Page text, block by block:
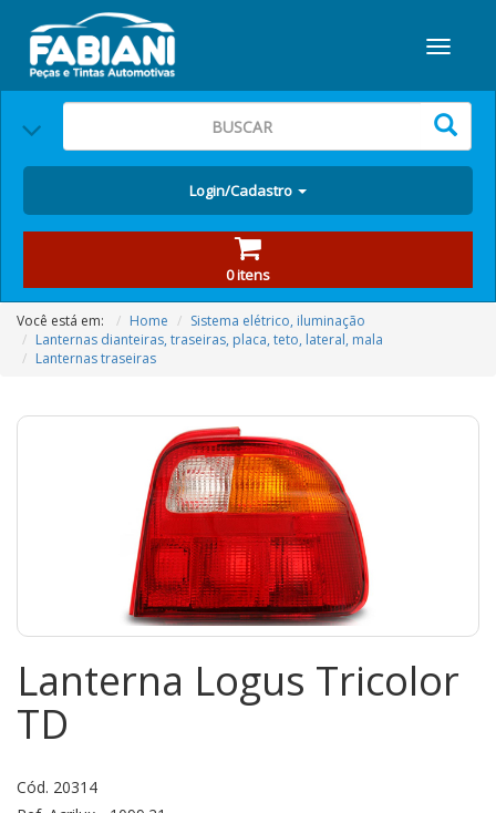
Login/Cadastro
0 itens
Você está em: Home
Sistema elétrico, iluminação
Lanternas dianteiras, traseiras, placa, teto, lateral, mala
Lanternas traseiras
Lanterna Logus Tricolor
TD
Cód. 20314